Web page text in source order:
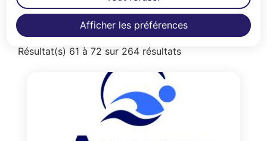
Afficher les préférences
Filtrerouvrir les filtres
Résultat(s) 61 à 72 sur 264 résultats